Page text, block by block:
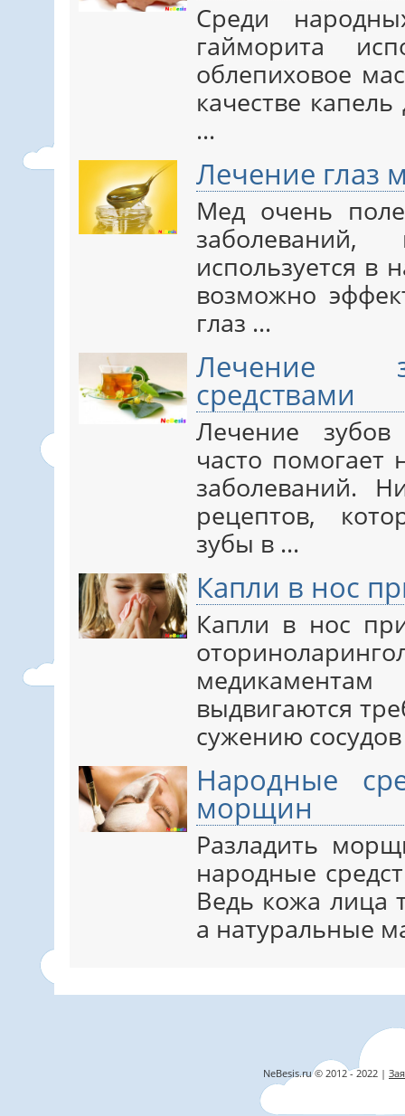
Среди
гайморита
облепиховое
качестве
...
Лечение глаз
Мед очень
используется в
возможно
глаз ...
Лечение
средствами
Лечение
часто помогает
заболеваний.
рецептов,
зубы в ...
Капли в нос
Капли в нос
выдвигаются
сужению
Народные
морщин
Разладить
народные
Ведь кожа лица
а натуральные
NeBesis.ru © 2012 - 2022 |